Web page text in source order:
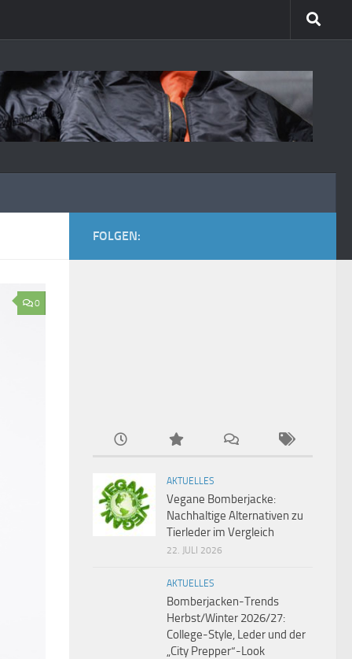
0
FOLGEN:
AKTUELLES
Vegane Bomberjacke:
Nachhaltige Alternativen zu
Tierleder im Vergleich
22. JULI 2026
AKTUELLES
Bomberjacken-Trends
Herbst/Winter 2026/27:
College-Style, Leder und der
„City Prepper“-Look